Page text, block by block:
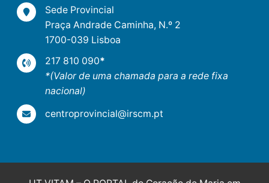
Sede Provincial
Praça Andrade Caminha, N.º 2
1700-039 Lisboa
217 810 090*
*(Valor de uma chamada para a rede fixa
nacional)
centroprovincial@irscm.pt